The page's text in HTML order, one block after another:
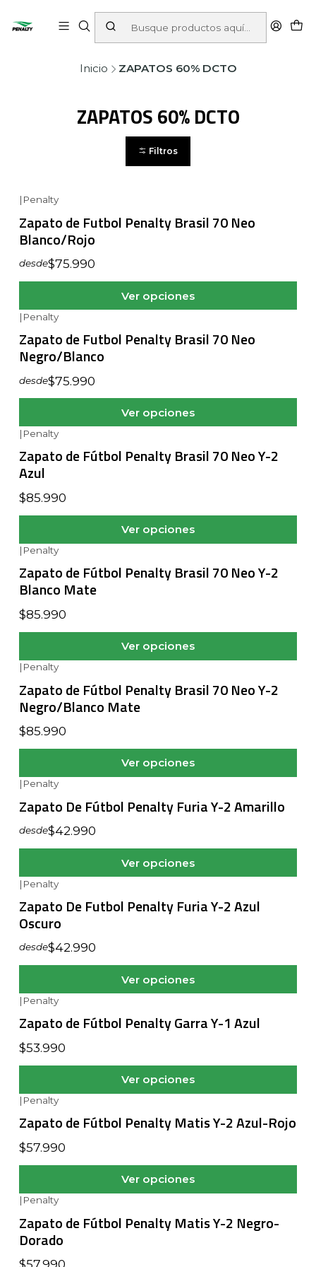
Inicio ZAPATOS 60% DCTO
ZAPATOS 60% DCTO
Filtros
| Penalty
Zapato de Futbol Penalty Brasil 70 Neo
Blanco/Rojo
desde$75.990
Ver opciones
| Penalty
Zapato de Futbol Penalty Brasil 70 Neo
Negro/Blanco
desde$75.990
Ver opciones
| Penalty
Zapato de Fútbol Penalty Brasil 70 Neo Y-2
Azul
$85.990
Ver opciones
| Penalty
Zapato de Fútbol Penalty Brasil 70 Neo Y-2
Blanco Mate
$85.990
Ver opciones
| Penalty
Zapato de Fútbol Penalty Brasil 70 Neo Y-2
Negro/Blanco Mate
$85.990
Ver opciones
| Penalty
Zapato De Fútbol Penalty Furia Y-2 Amarillo
desde$42.990
Ver opciones
| Penalty
Zapato De Futbol Penalty Furia Y-2 Azul
Oscuro
desde$42.990
Ver opciones
| Penalty
Zapato de Fútbol Penalty Garra Y-1 Azul
$53.990
Ver opciones
| Penalty
Zapato de Fútbol Penalty Matis Y-2 Azul-Rojo
$57.990
Ver opciones
| Penalty
Zapato de Fútbol Penalty Matis Y-2 Negro-
Dorado
$57.990